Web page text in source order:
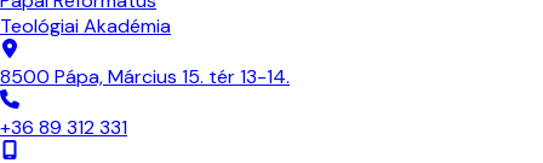
Teológiai Akadémia
8500 Pápa, Március 15. tér 13-14.
+36 89 312 331